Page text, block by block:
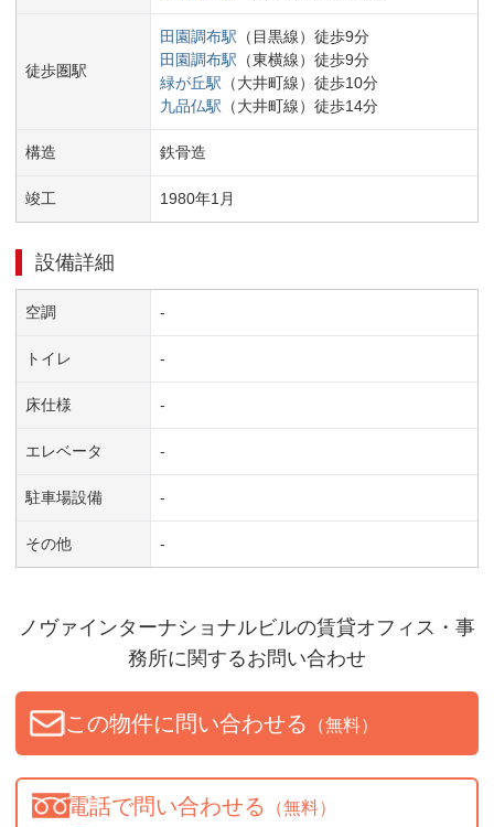
徒歩圏駅
田園調布駅 （ 目黒線） 徒歩9分
田園調布駅 （東横線） 徒歩9分
緑が丘駅 （大井町線） 徒歩10分
九品仏駅 （大井町線） 徒歩14分
構造 鉄骨造
竣工 1980年1 月
設備詳細
空調 -
トイレ -
床仕様 -
エレベータ -
駐車場設備 -
その他 -
ノヴァインターナショナルビルの賃貸オフィス・事
務所に関するお問い合わせ
この物件に問い合わせる （無料）
電話で問い合わせる （無料）